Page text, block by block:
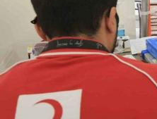
Sağlık
Spor
Teknoloji
Haber Arşivi